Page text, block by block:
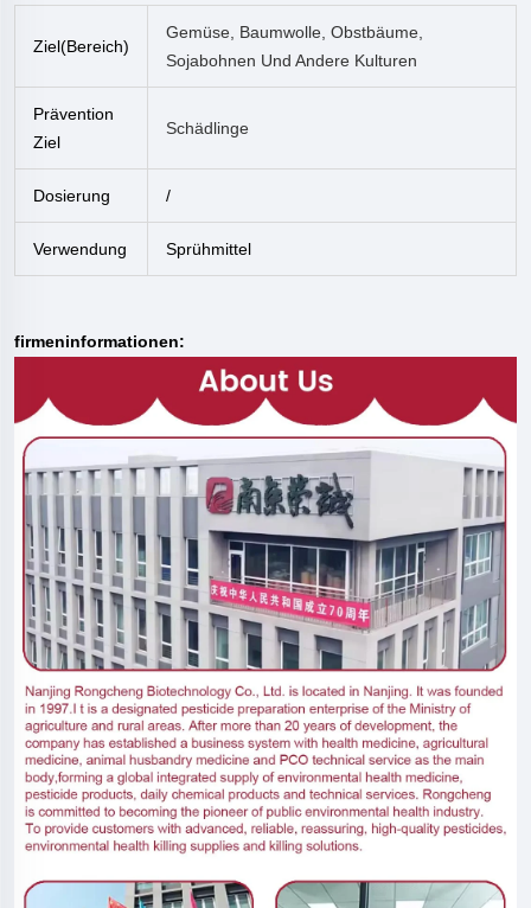
Ziel(Bereich)
Gemüse, Baumwolle, Obstbäume,
Sojabohnen Und Andere Kulturen
Prävention
Ziel
Schädlinge
Dosierung /
Verwendung Sprühmittel
firmeninformationen: